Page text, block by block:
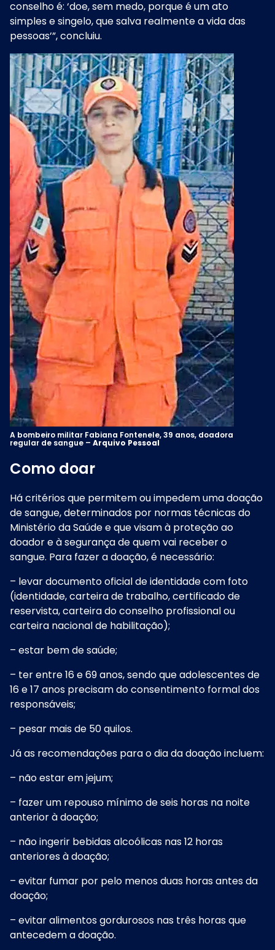
conselho é: ‘doe, sem medo, porque é um ato
simples e singelo, que salva realmente a vida das
pessoas’”, concluiu.
A bombeiro militar Fabiana Fontenele, 39 anos, doadora
regular de sangue – Arquivo Pessoal
Como doar
Há critérios que permitem ou impedem uma doação
de sangue, determinados por normas técnicas do
Ministério da Saúde e que visam à proteção ao
doador e à segurança de quem vai receber o
sangue. Para fazer a doação, é necessário:
– levar documento oficial de identidade com foto
(identidade, carteira de trabalho, certificado de
reservista, carteira do conselho profissional ou
carteira nacional de habilitação);
– estar bem de saúde;
– ter entre 16 e 69 anos, sendo que adolescentes de
16 e 17 anos precisam do consentimento formal dos
responsáveis;
– pesar mais de 50 quilos.
Já as recomendações para o dia da doação incluem:
– não estar em jejum;
– fazer um repouso mínimo de seis horas na noite
anterior à doação;
– não ingerir bebidas alcoólicas nas 12 horas
anteriores à doação;
– evitar fumar por pelo menos duas horas antes da
doação;
– evitar alimentos gordurosos nas três horas que
antecedem a doação.